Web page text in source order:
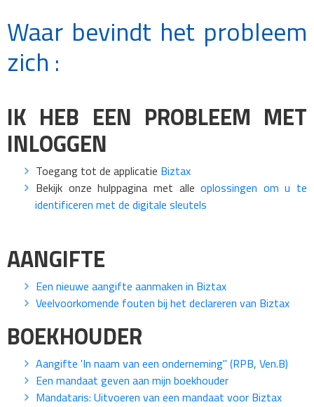
Waar bevindt het probleem
zich :
IK HEB EEN PROBLEEM MET
INLOGGEN
Toegang tot de applicatie Biztax
Bekijk onze hulppagina met alleoplossingen om u te
identificeren met de digitale sleutels
AANGIFTE
Een nieuwe aangifte aanmaken in Biztax
Veelvoorkomende fouten bij het declareren van Biztax
BOEKHOUDER
Aangifte 'In naam van een onderneming" (RPB, Ven.B)
Een mandaat geven aan mijn boekhouder
Mandataris: Uitvoeren van een mandaat voor Biztax